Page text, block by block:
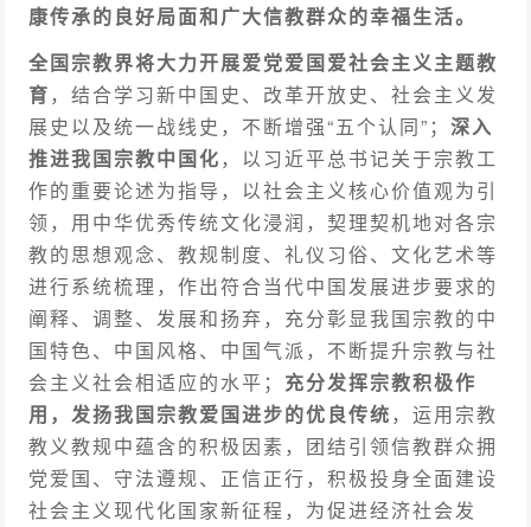
康传承的良好局面和广大信教群众的幸福生活。
全国宗教界将大力开展爱党爱国爱社会主义主题教
育 ，结合学习新中国史、改革开放史、社会主义发
展史以及统一战线史，不断增强“五个认同”；深入
推进我国宗教中国化 ，以习近平总书记关于宗教工
作的重要论述为指导，以社会主义核心价值观为引
领，用中华优秀传统文化浸润，契理契机地对各宗
教的思想观念、教规制度、礼仪习俗、文化艺术等
进行系统梳理，作出符合当代中国发展进步要求的
阐释、调整、发展和扬弃，充分彰显我国宗教的中
国特色、中国风格、中国气派，不断提升宗教与社
会主义社会相适应的水平； 充分发挥宗教积极作
用，发扬我国宗教爱国进步的优良传统 ，运用宗教
教义教规中蕴含的积极因素，团结引领信教群众拥
党爱国、守法遵规、正信正行，积极投身全面建设
社会主义现代化国家新征程，为促进经济社会发